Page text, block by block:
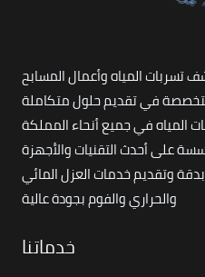
المياه وأعمال المسابح
في تقديم حلول متكاملة
المياه في جميع أنحاء المملكة
على أحدث التقنيات والأجهزة
وتقديم خدمات العزل المائي
والحراري والفوم بجودة عالية
خدماتنا